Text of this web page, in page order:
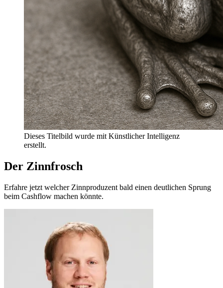
Dieses Titelbild wurde mit Künstlicher Intelligenz
erstellt.
Der Zinnfrosch
Erfahre jetzt welcher Zinnproduzent bald einen deutlichen Sprung
beim Cashflow machen könnte.